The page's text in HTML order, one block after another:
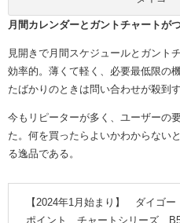
月間カレンダーとガントチャートが
見開きで月間スケジュールとガント
効率的。薄くて軽く、必要最低限の
たばかりのときは問い合わせが殺到
今もリピーターが多く、ユーザーの
た。何を買ったらよいかわからない
る逸品である。
【2024年1月始まり】 ダイゴ
ポイント チャートシリーズ